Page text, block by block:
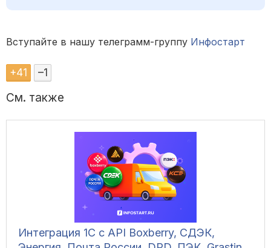
Вступайте в нашу телеграмм-группу Инфостарт
+41 –1
См. также
Интеграция 1С с API Boxberry, СДЭК,